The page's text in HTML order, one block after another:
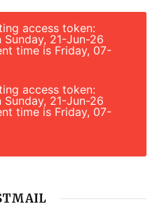
access token:
21-Jun-26
time is Friday, 07-
access token:
21-Jun-26
time is Friday, 07-